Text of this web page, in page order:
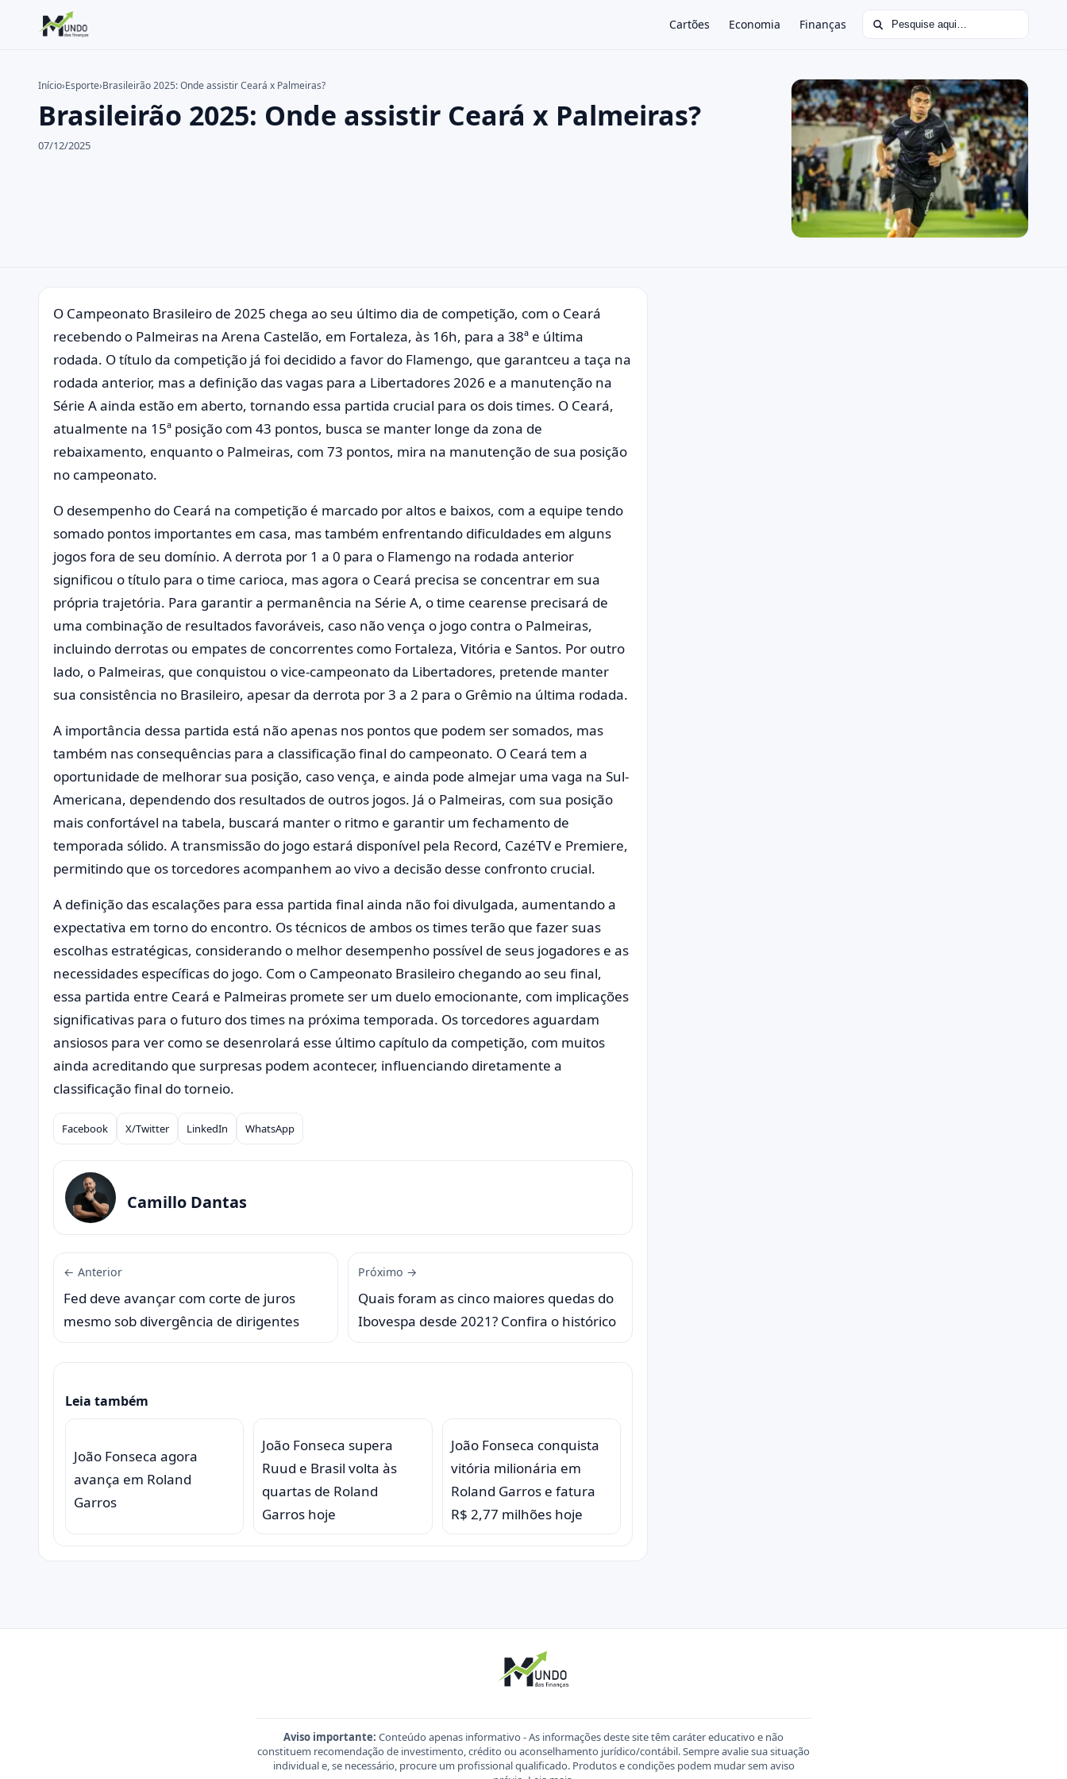
Cartões Economia Finanças Buscar por:
Buscar no site
Início›Esporte›Brasileirão 2025: Onde assistir Ceará x Palmeiras?
Brasileirão 2025: Onde assistir Ceará x Palmeiras?
07/12/2025
O Campeonato Brasileiro de 2025 chega ao seu último dia de competição, com o Ceará
recebendo o Palmeiras na Arena Castelão, em Fortaleza, às 16h, para a 38ª e última
rodada. O título da competição já foi decidido a favor do Flamengo, que garantceu a taça na
rodada anterior, mas a definição das vagas para a Libertadores 2026 e a manutenção na
Série A ainda estão em aberto, tornando essa partida crucial para os dois times. O Ceará,
atualmente na 15ª posição com 43 pontos, busca se manter longe da zona de
rebaixamento, enquanto o Palmeiras, com 73 pontos, mira na manutenção de sua posição
no campeonato.
O desempenho do Ceará na competição é marcado por altos e baixos, com a equipe tendo
somado pontos importantes em casa, mas também enfrentando dificuldades em alguns
jogos fora de seu domínio. A derrota por 1 a 0 para o Flamengo na rodada anterior
significou o título para o time carioca, mas agora o Ceará precisa se concentrar em sua
própria trajetória. Para garantir a permanência na Série A, o time cearense precisará de
uma combinação de resultados favoráveis, caso não vença o jogo contra o Palmeiras,
incluindo derrotas ou empates de concorrentes como Fortaleza, Vitória e Santos. Por outro
lado, o Palmeiras, que conquistou o vice-campeonato da Libertadores, pretende manter
sua consistência no Brasileiro, apesar da derrota por 3 a 2 para o Grêmio na última rodada.
A importância dessa partida está não apenas nos pontos que podem ser somados, mas
também nas consequências para a classificação final do campeonato. O Ceará tem a
oportunidade de melhorar sua posição, caso vença, e ainda pode almejar uma vaga na Sul-
Americana, dependendo dos resultados de outros jogos. Já o Palmeiras, com sua posição
mais confortável na tabela, buscará manter o ritmo e garantir um fechamento de
temporada sólido. A transmissão do jogo estará disponível pela Record, CazéTV e Premiere,
permitindo que os torcedores acompanhem ao vivo a decisão desse confronto crucial.
A definição das escalações para essa partida final ainda não foi divulgada, aumentando a
expectativa em torno do encontro. Os técnicos de ambos os times terão que fazer suas
escolhas estratégicas, considerando o melhor desempenho possível de seus jogadores e as
necessidades específicas do jogo. Com o Campeonato Brasileiro chegando ao seu final,
essa partida entre Ceará e Palmeiras promete ser um duelo emocionante, com implicações
significativas para o futuro dos times na próxima temporada. Os torcedores aguardam
ansiosos para ver como se desenrolará esse último capítulo da competição, com muitos
ainda acreditando que surpresas podem acontecer, influenciando diretamente a
classificação final do torneio.
Compartilhar
Facebook X/Twitter LinkedIn WhatsApp
Camillo Dantas
← Anterior
Fed deve avançar com corte de juros
mesmo sob divergência de dirigentes
Próximo →
Quais foram as cinco maiores quedas do
Ibovespa desde 2021? Confira o histórico
Leia também
João Fonseca agora
avança em Roland
Garros
João Fonseca supera
Ruud e Brasil volta às
quartas de Roland
Garros hoje
João Fonseca conquista
vitória milionária em
Roland Garros e fatura
R$ 2,77 milhões hoje
Aviso importante: Conteúdo apenas informativo - As informações deste site têm caráter educativo e não
constituem recomendação de investimento, crédito ou aconselhamento jurídico/contábil. Sempre avalie sua situação
individual e, se necessário, procure um profissional qualificado. Produtos e condições podem mudar sem aviso